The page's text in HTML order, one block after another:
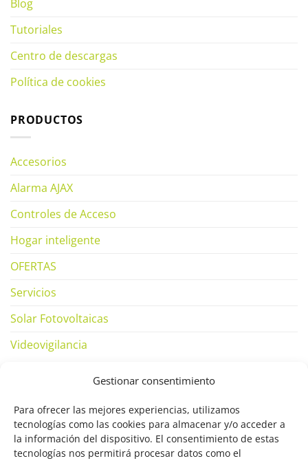
Gestionar consentimiento
Para ofrecer las mejores experiencias, utilizamos
tecnologías como las cookies para almacenar y/o acceder a
la información del dispositivo. El consentimiento de estas
tecnologías nos permitirá procesar datos como el
Blog
Tutoriales
Centro de descargas
Política de cookies
PRODUCTOS
Accesorios
Alarma AJAX
Controles de Acceso
Hogar inteligente
OFERTAS
Servicios
Solar Fotovoltaicas
Videovigilancia